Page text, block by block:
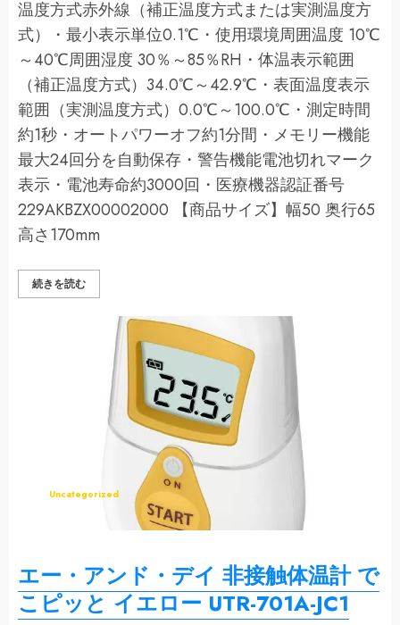
温度方式赤外線（補正温度方式または実測温度方
式）・最小表示単位0.1℃・使用環境周囲温度 10℃
～40℃周囲湿度 30％～85％RH・体温表示範囲
（補正温度方式）34.0℃～42.9℃・表面温度表示
範囲（実測温度方式）0.0℃～100.0℃・測定時間
約1秒・オートパワーオフ約1分間・メモリー機能
最大24回分を自動保存・警告機能電池切れマーク
表示・電池寿命約3000回・医療機器認証番号
229AKBZX00002000 【商品サイズ】幅50 奥行65
高さ170mm
続きを読むド
リ
401（NWT）
だ
Uncategorized
エー・アンド・デイ 非接触体温計 で
こピッと イエロー UTR-701A-JC1